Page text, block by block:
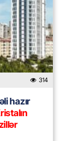
314
hazır